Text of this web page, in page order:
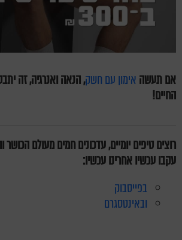
אם תעשה אימון עם חשק, הנאה ואנרגיה, זה
החיים!
רוצים טיפים יומיים, עדכונים חמים מעולם הכושר
עקבו עכשיו אחרינו עכשיו:
בפייסבוק
ובאינטסגרם